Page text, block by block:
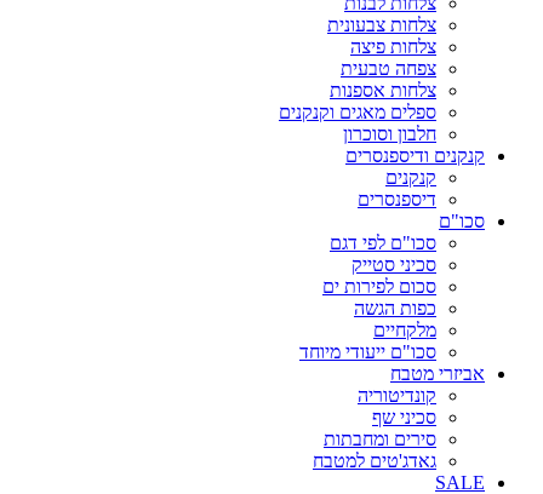
צלחות צבעונית
צלחות פיצה
צפחה טבעית
צלחות אספנות
ספלים מאגים וקנקנים
חלבון וסוכרון
קנקנים ודיספנסרים
קנקנים
דיספנסרים
סכו"ם
סכו"ם לפי דגם
סכיני סטייק
סכום לפירות ים
כפות הגשה
מלקחיים
סכו"ם ייעודי מיוחד
אביזרי מטבח
קונדיטוריה
סכיני שף
סירים ומחבתות
גאדג'טים למטבח
SALE